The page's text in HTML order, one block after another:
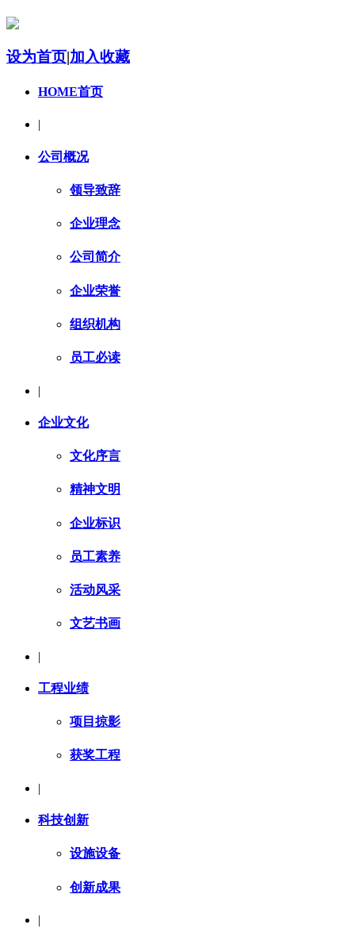
设为首页|加入收藏
HOME首页
|
公司概况
领导致辞
企业理念
公司简介
企业荣誉
组织机构
员工必读
|
企业文化
文化序言
精神文明
企业标识
员工素养
活动风采
文艺书画
|
工程业绩
项目掠影
获奖工程
|
科技创新
设施设备
创新成果
|